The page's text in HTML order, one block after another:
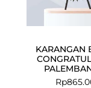
KARANGAN
Rp